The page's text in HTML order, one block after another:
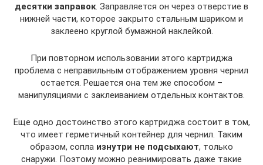
десятки заправок . Заправляется он через отверстие в
нижней части, которое закрыто стальным шариком и
заклеено круглой бумажной наклейкой.
При повторном использовании этого картриджа
проблема с неправильным отображением уровня чернил
остается. Решается она тем же способом –
манипуляциями с заклеиванием отдельных контактов.
Еще одно достоинство этого картриджа состоит в том,
что имеет герметичный контейнер для чернил. Таким
образом, сопла изнутри не подсыхают, только
снаружи. Поэтому можно реанимировать даже такие